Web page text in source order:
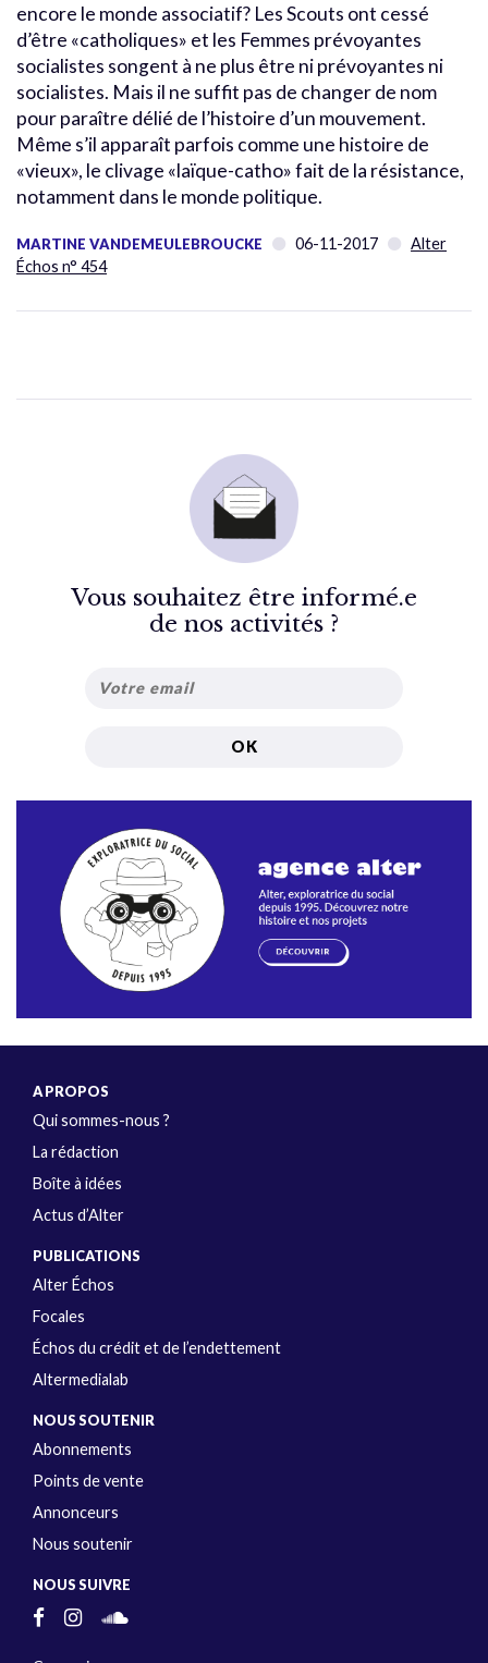
encore le monde associatif? Les Scouts ont cessé
d’être «catholiques» et les Femmes prévoyantes
socialistes songent à ne plus être ni prévoyantes ni
socialistes. Mais il ne suffit pas de changer de nom
pour paraître délié de l’histoire d’un mouvement.
Même s’il apparaît parfois comme une histoire de
«vieux», le clivage «laïque-catho» fait de la résistance,
notamment dans le monde politique.
MARTINE VANDEMEULEBROUCKE 06-11-2017
Alter
Échos n° 454
Vous souhaitez être informé.e
de nos activités ?
A PROPOS
Qui sommes-nous ?
La rédaction
Boîte à idées
Actus d’Alter
PUBLICATIONS
Alter Échos
Focales
Échos du crédit et de l’endettement
Altermedialab
NOUS SOUTENIR
Abonnements
Points de vente
Annonceurs
Nous soutenir
NOUS SUIVRE